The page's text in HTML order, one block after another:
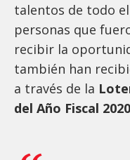
talentos de todo
personas que
recibir la
también han
a través de la
del Año Fiscal